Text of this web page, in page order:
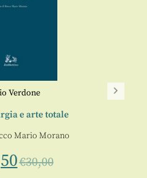
Verdone
e arte totale
Mario Morano
€30,00